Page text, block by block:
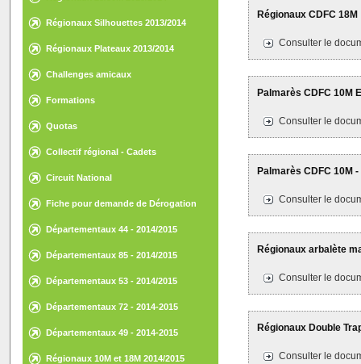
Régionaux Silhouettes 2013/2014
Régionaux Plateaux 2013/2014
Challenges amicaux
Formations
Quotas
Collectif régional - Cadets
Circuit National
Fiche pour demande de Dérogation
Départementaux 44 - 2014/2015
Départementaux 85 - 2014/2015
Départementaux 53 - 2014/2015
Départementaux 72 - 2014-2015
Départementaux 49 - 2014-2015
Régionaux 10M et 18M 2014/2015
Régionaux CDFC 18M
Consulter le
Palmarès CDFC 10M
Consulter le
Palmarès CDFC 10M
Consulter le
Régionaux arbalète
Consulter le
Régionaux Double
Consulter le